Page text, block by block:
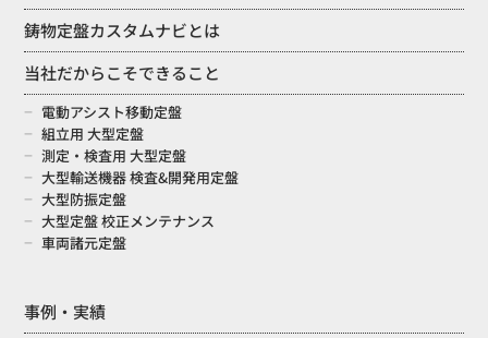
鋳物定盤カスタムナビとは
当社だからこそできること
電動アシスト移動定盤
組立用 大型定盤
測定・検査用 大型定盤
大型輸送機器 検査&開発用定盤
大型防振定盤
大型定盤 校正メンテナンス
車両諸元定盤
事例・実績